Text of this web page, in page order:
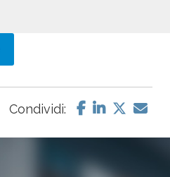
Condividi: